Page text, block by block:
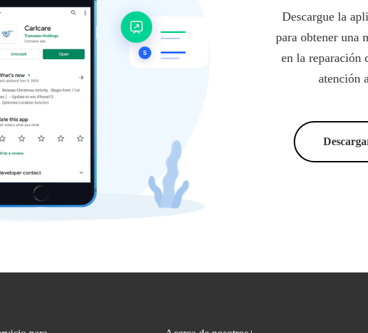
Descargue la
para obtener una
en la reparación
atención